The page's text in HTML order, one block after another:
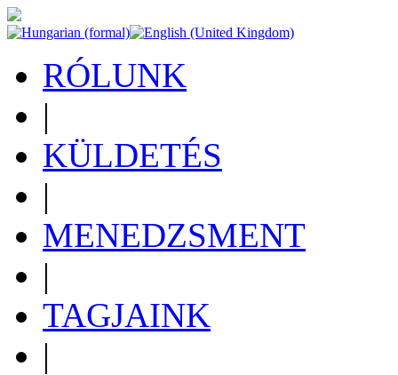
RÓLUNK
|
KÜLDETÉS
|
MENEDZSMENT
|
TAGJAINK
|